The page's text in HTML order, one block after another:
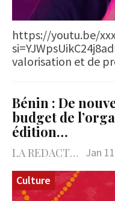
https://youtu.be/
valorisation et de
Bénin : De
budget de
édition…
LA REDACTION Jan
Culture